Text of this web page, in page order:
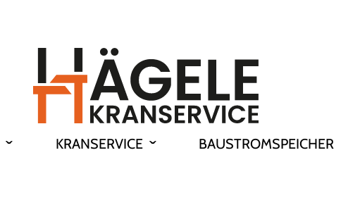
KRANSERVICE BAUSTROMSPEICHER